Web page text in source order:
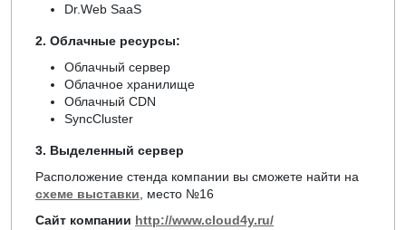
Dr.Web SaaS
2. Облачные ресурсы:
Облачный сервер
Облачное хранилище
Облачный CDN
SyncCluster
3. Выделенный сервер
Расположение стенда компании вы сможете найти на
схеме выставки , место №16
Сайт компании http://www.cloud4y.ru/